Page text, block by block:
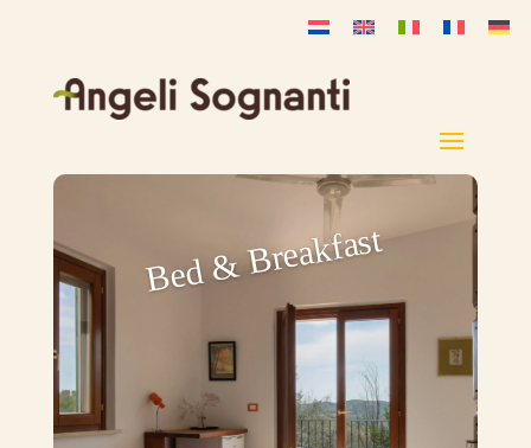
Bed & Breakfast